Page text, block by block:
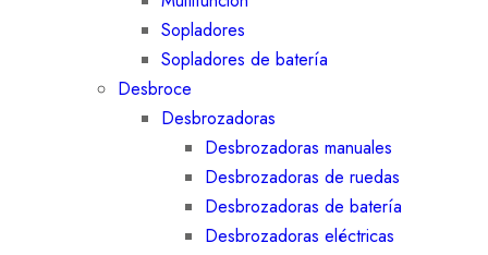
Sopladores
Sopladores de batería
Desbroce
Desbrozadoras
Desbrozadoras manuales
Desbrozadoras de ruedas
Desbrozadoras de batería
Desbrozadoras eléctricas